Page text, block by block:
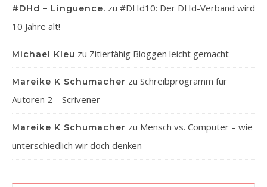
#DHd – Linguence. zu #DHd10: Der DHd-Verband wird
10 Jahre alt!
Michael Kleu zu Zitierfähig Bloggen leicht gemacht
Mareike K Schumacher zu Schreibprogramm für
Autoren 2 – Scrivener
Mareike K Schumacher zu Mensch vs. Computer – wie
unterschiedlich wir doch denken